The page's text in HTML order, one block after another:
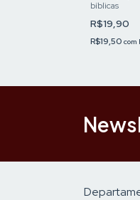
bíblicas
R$19,90
R$19,50 com